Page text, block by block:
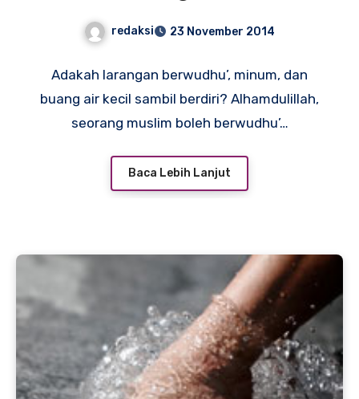
redaksi 23 November 2014
Adakah larangan berwudhu’, minum, dan
buang air kecil sambil berdiri? Alhamdulillah,
seorang muslim boleh berwudhu’…
Baca Lebih Lanjut